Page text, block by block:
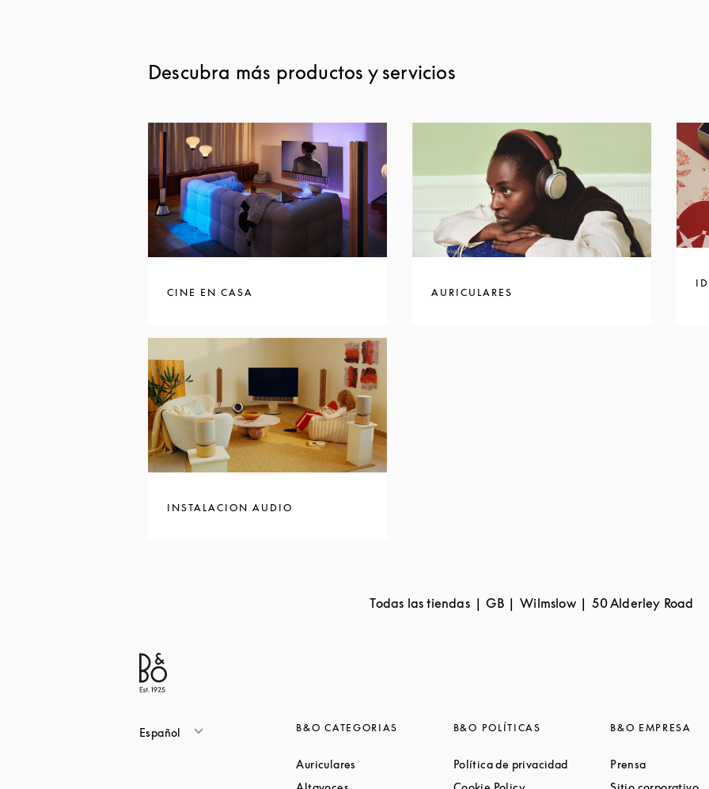
Descubra más productos y servicios
CINE EN CASA AURICULARES
INSTALACION AUDIO
Todas las tiendas GB Wilmslow 50 Alderley Road
Español B&O CATEGORIAS
Auriculares Link Opens in New Tab
Link Opens in New Tab
B&O POLÍTICAS
Política de privacidadLink Opens in New Tab
Link Opens in New Tab
B&O EMPRESA
PrensaLink Opens